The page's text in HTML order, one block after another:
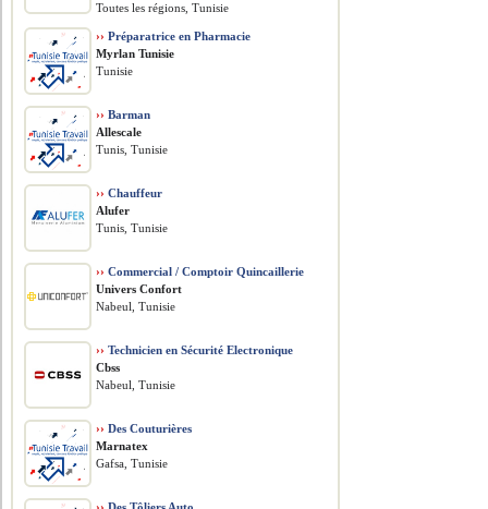
Toutes les régions, Tunisie
›› Préparatrice en Pharmacie
Myrlan Tunisie
Tunisie
›› Barman
Allescale
Tunis, Tunisie
›› Chauffeur
Alufer
Tunis, Tunisie
›› Commercial / Comptoir Quincaillerie
Univers Confort
Nabeul, Tunisie
›› Technicien en Sécurité Electronique
Cbss
Nabeul, Tunisie
›› Des Couturières
Marnatex
Gafsa, Tunisie